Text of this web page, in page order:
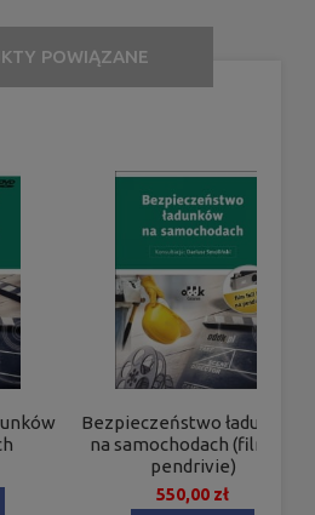
POWIĄZANE
Bezpieczeństwo ładunków
na samochodach (film na
pendrivie)
550,00 zł